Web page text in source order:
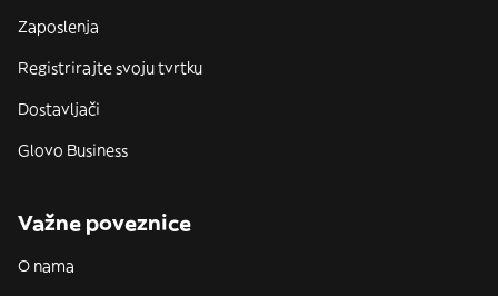
Zaposlenja
Registrirajte svoju tvrtku
Dostavljači
Glovo Business
Važne poveznice
O nama